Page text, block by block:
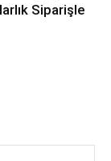
Siparişle